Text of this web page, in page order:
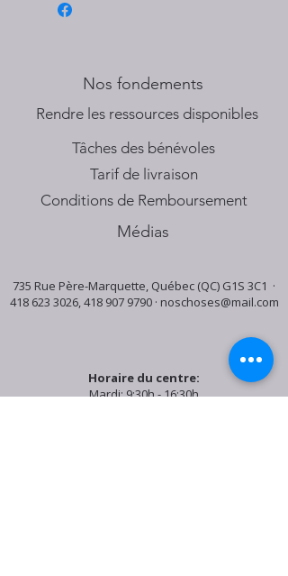
Nos fondements
​Rendre les ressources disponibles
Tâches des bénévoles
Tarif de livraison
Conditions de Remboursement
Médias
735 Rue Père-Marquette, Québec (QC) G1S 3C1 ·
418 623 3026,418 907 9790· noschoses@mail.com
Horaire du centre:
Mardi: 9:30h - 16:30h